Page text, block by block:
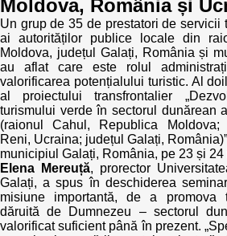
Moldova, România și
Un grup de 35 de prestatori de servicii
ai autorităților publice locale din
Moldova, județul Galați, România și
au aflat care este rolul
valorificarea potențialului turistic. Al
al proiectului transfrontalier
turismului verde în sectorul dunărean
(raionul Cahul, Republica Moldova;
Reni, Ucraina; județul Galați,
municipiul Galați, România, pe 23 și 24
Elena Mereuță, prorector
Galați, a spus în deschiderea
misiune importantă, de a promova
dăruită de Dumnezeu – sectorul
valorificat suficient până în prezent.